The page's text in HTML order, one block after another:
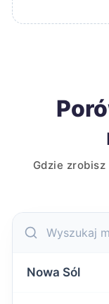
Gdzie
Nowa Sól